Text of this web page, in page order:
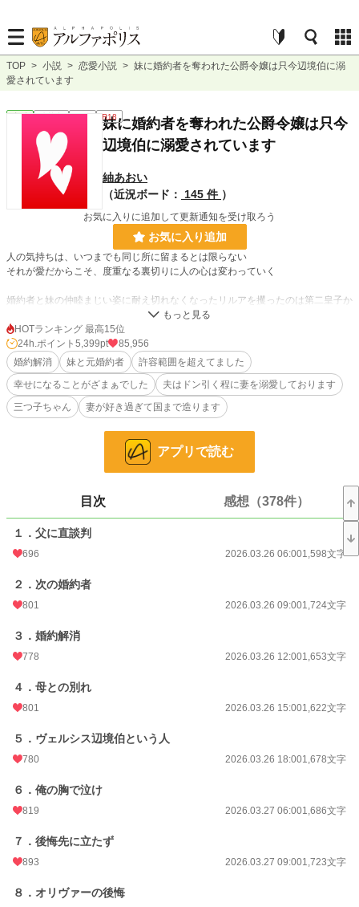
TOP > 小説 > 恋愛小説 > 妹に婚約者を奪われた公爵令嬢は只今辺境伯に溺
愛されています
恋愛 連載中 長編 R18
妹に婚約者を奪われた公爵令嬢は只今
辺境伯に溺愛されています
紬あおい
（近況ボード：
145 件 ）
お気に入りに追加して更新通知を受け取ろう
お気に入り追加
人の気持ちは、いつまでも同じ所に留まるとは限らない
それが愛だからこそ、度重なる裏切りに人の心は変わっていく
婚約者と妹の仲睦まじい姿に耐え切れなくなったリルアを攫ったのは第二皇子か
ら辺境伯となったヴェルシスだった
そして、リルアを溺愛するヴェルシスは、遂に国まで造ることになる
兄三つ子、妹三つ子、末っ子双子のたくさんの子に恵まれたヴェルシスとリルア
の家族愛の物語
224 位 / 228,589 件
143 位 / 66,314 件
24h.ポイント 5,399 pt
文字数
更新日時 2026.08.06 06:00
初回公開日時
週間ポイント 17,831 pt (508 位)
月間ポイント
年間ポイント 1,304,905 pt (275 位)
HOTランキング 最高15位
24h.ポイント 5,399pt
85,956
婚約解消
妹と元婚約者
許容範囲を超えてました
幸せになることがざまぁでした
夫はドン引く程に妻を溺愛しております
三つ子ちゃん
妻が好き過ぎて国まで造ります
アプリで読む
目次 感想（378件）
１．父に直談判
696 2026.03.26 06:001,598文字
２．次の婚約者
801 2026.03.26 09:001,724文字
３．婚約解消
778 2026.03.26 12:001,653文字
４．母との別れ
801 2026.03.26 15:001,622文字
５．ヴェルシス辺境伯という人
780 2026.03.26 18:001,678文字
６．俺の胸で泣け
819 2026.03.27 06:001,686文字
７．後悔先に立たず
893 2026.03.27 09:001,723文字
８．オリヴァーの後悔